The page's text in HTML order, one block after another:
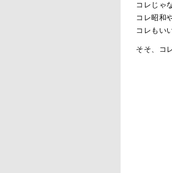
コレじゃ
コレ昭和
コレもい
そそ、コ